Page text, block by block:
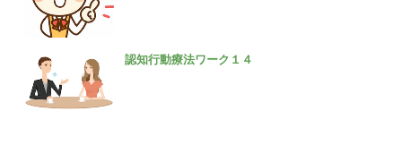
認知行動療法ワーク１４